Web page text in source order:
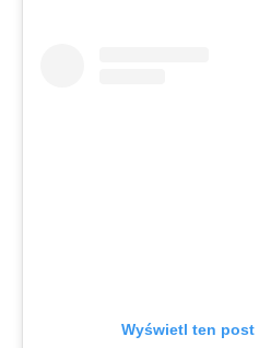
Wyświetl ten post